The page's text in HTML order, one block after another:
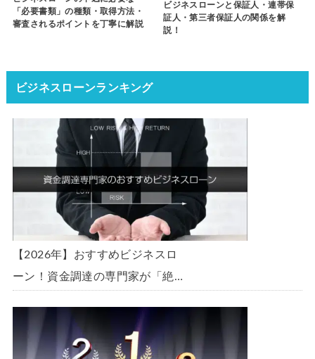
「必要書類」の種類・取得方法・
審査されるポイントを丁寧に解説
ビジネスローンと保証人・連帯保
証人・第三者保証人の関係を解
説！
ビジネスローンランキング
【2026年】おすすめビジネスロ
ーン！資金調達の専門家が「絶
ーン・事業者ローン・商工ローン
ランキング